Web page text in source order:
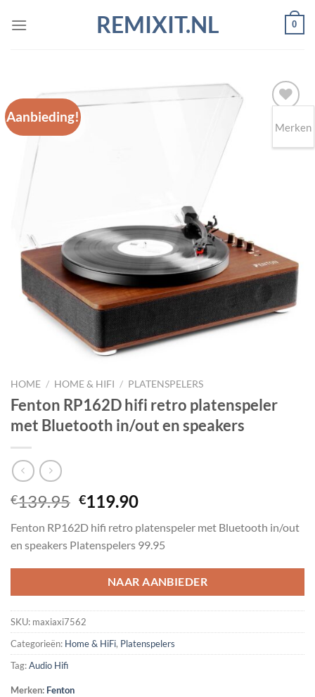
naar
REMIXIT.NL 0
Aanbieding!
Toevoegen
HOME / HOME & HIFI / PLATENSPELERS
Fenton RP162D hifi retro platenspeler
met Bluetooth in/out en speakers
€139.95 Oorspronkelijke
was:
€139.95.
€119.90Huidige
is:
€119.90.
Fenton RP162D hifi retro platenspeler met Bluetooth in/out
en speakers Platenspelers 99.95
NAAR AANBIEDER
SKU: maxiaxi7562
Categorieën: Home & HiFi, Platenspelers
Tag:Audio Hifi
Merken: Fenton
Merken